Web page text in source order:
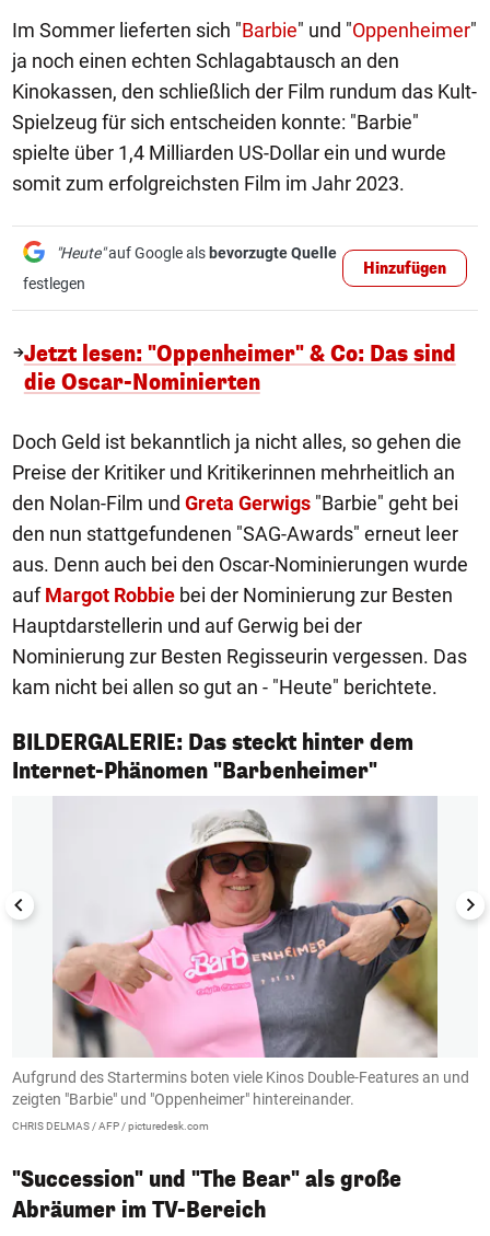
Im Sommer lieferten sich "Barbie" und "Oppenheimer"
ja noch einen echten Schlagabtausch an den
Kinokassen, den schließlich der Film rundum das Kult-
Spielzeug für sich entscheiden konnte: "Barbie"
spielte über 1,4 Milliarden US-Dollar ein und wurde
somit zum erfolgreichsten Film im Jahr 2023.
"Heute"auf Google als bevorzugte Quelle
festlegen
Hinzufügen
Jetzt lesen: "Oppenheimer" & Co: Das sind
die Oscar-Nominierten
Doch Geld ist bekanntlich ja nicht alles, so gehen die
Preise der Kritiker und Kritikerinnen mehrheitlich an
den Nolan-Film und Greta Gerwigs "Barbie" geht bei
den nun stattgefundenen "SAG-Awards" erneut leer
aus. Denn auch bei den Oscar-Nominierungen wurde
aufMargot Robbie bei der Nominierung zur Besten
Hauptdarstellerin und auf Gerwig bei der
Nominierung zur Besten Regisseurin vergessen. Das
kam nicht bei allen so gut an - "Heute" berichtete.
BILDERGALERIE: Das steckt hinter dem
Internet-Phänomen "Barbenheimer"
1/6
Aufgrund des Startermins boten viele Kinos Double-Features an und
zeigten "Barbie" und "Oppenheimer" hintereinander.
CHRIS DELMAS / AFP / picturedesk.com
"Succession" und "The Bear" als große
Abräumer im TV-Bereich